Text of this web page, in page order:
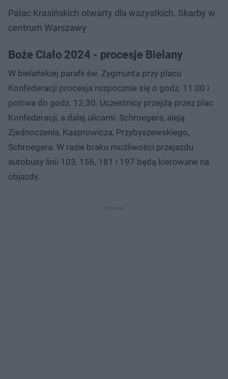
Pałac Krasińskich otwarty dla wszystkich. Skarby w
centrum Warszawy
Boże Ciało 2024 - procesje Bielany
W bielańskiej parafii św. Zygmunta przy placu
Konfederacji procesja rozpocznie się o godz. 11.00 i
potrwa do godz. 12.30. Uczestnicy przejdą przez plac
Konfederacji, a dalej ulicami: Schroegera, aleją
Zjednoczenia, Kasprowicza, Przybyszewskiego,
Schroegera. W razie braku możliwości przejazdu
autobusy linii 103, 156, 181 i 197 będą kierowane na
objazdy.